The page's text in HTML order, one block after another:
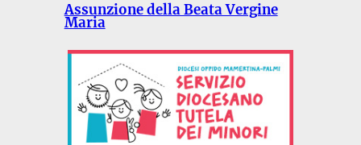
Assunzione della Beata Vergine
Maria